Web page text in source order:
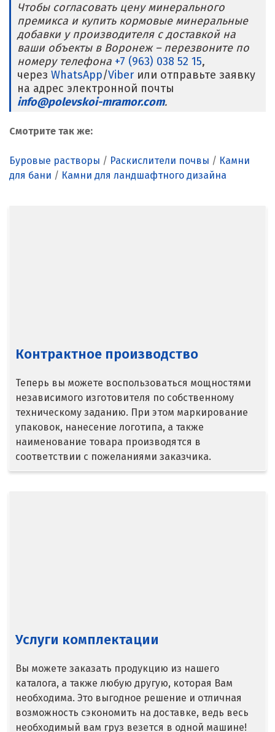
С
Салехард
Самара
Санкт-Петербург
Севастополь
Снежинск
Сочи
Среднеуральск
Ставрополь
Тобольск
Тольятти
Чтобы согласовать цену минерального
премикса и купить кормовые минеральные
добавки у производителя с доставкой на
ваши объекты в Воронеж – перезвоните по
номеру телефона +7 (963) 038 52 15,
через WhatsApp/Viber или отправьте заявку
на адрес электронной почты
info@polevskoi-mramor.com.
Смотрите так же:
Буровые растворы / Раскислители почвы / Камни
для бани / Камни для ландшафтного дизайна
Контрактное производство
Теперь вы можете воспользоваться мощностями
независимого изготовителя по собственному
техническому заданию. При этом маркирование
упаковок, нанесение логотипа, а также
наименование товара производятся в
соответствии с пожеланиями заказчика.
Услуги комплектации
Вы можете заказать продукцию из нашего
каталога, а также любую другую, которая Вам
необходима. Это выгодное решение и отличная
возможность сэкономить на доставке, ведь весь
необходимый вам груз везется в одной машине!